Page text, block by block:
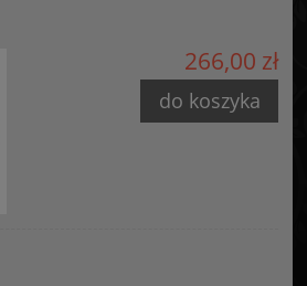
266,00 zł
do koszyka